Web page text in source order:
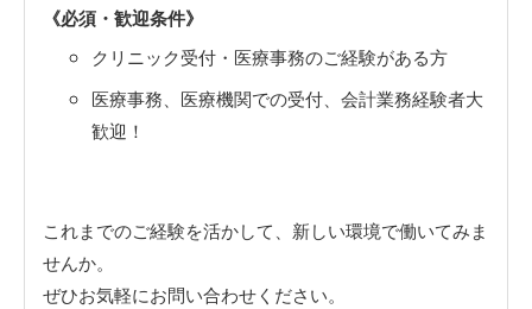
《必須・歓迎条件》
クリニック受付・医療事務のご経験がある方
医療事務、医療機関での受付、会計業務経験者大
歓迎！
これまでのご経験を活かして、新しい環境で働いてみま
せんか。
ぜひお気軽にお問い合わせください。